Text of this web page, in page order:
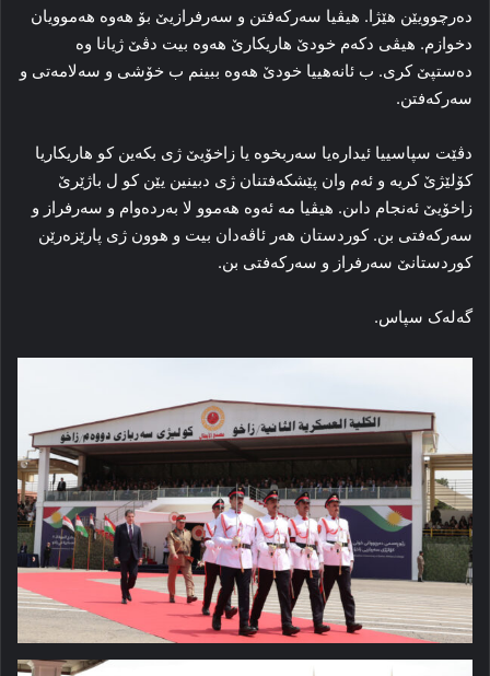
ده‌رچوويێن هێژا. هیڤیا سەرکەفتن و سه‌رفرازيێ بۆ هەوە هەموویان
دخوازم. هيڤى دكه‌م خودێ هاريكارێ هه‌وه‌ بيت دڤێ ژيانا وه‌
ده‌ستپێ كرى. ب ئانه‌هييا خودێ هه‌وه‌ ببينم ب خۆشى و سه‌لامه‌تى و
سه‌ركه‌فتن.
دڤێت سپاسييا ئيدارەیا سه‌ربخوە يا زاخۆیێ ژى بكه‌ين كو هاريكاريا
كۆلێژێ كريه‌ و ئه‌م وان پێشكه‌فتنان ژى دبينين يێن كو ل باژێرێ
زاخۆیێ ئه‌نجام داىن. هيڤيا مە ئه‌وه‌ هه‌موو لا به‌رده‌وام و سه‌رفراز و
سه‌ركه‌فتى بن. كوردستان هه‌ر ئاڤه‌دان بيت و هوون ژى پارێزه‌رێن
كوردستانێ سه‌رفراز و سه‌ركه‌فتى بن.
گەلەک سپاس.